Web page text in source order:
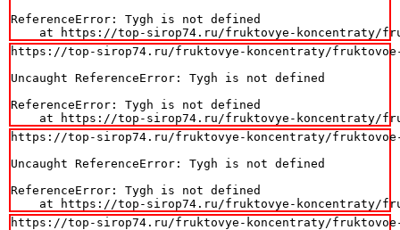
ReferenceError: Tygh is not defined
at https://top-sirop74.ru/fruktovye-koncentraty/
https://top-sirop74.ru/fruktovye-koncentraty/fruktovoe-
Uncaught ReferenceError: Tygh is not defined
ReferenceError: Tygh is not defined
at https://top-sirop74.ru/fruktovye-koncentraty/
https://top-sirop74.ru/fruktovye-koncentraty/fruktovoe-
Uncaught ReferenceError: Tygh is not defined
ReferenceError: Tygh is not defined
at https://top-sirop74.ru/fruktovye-koncentraty/
https://top-sirop74.ru/fruktovye-koncentraty/fruktovoe-